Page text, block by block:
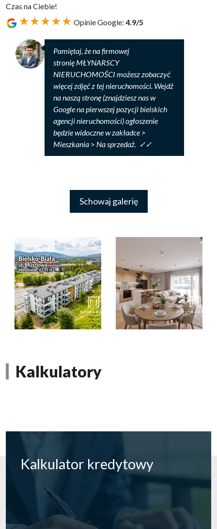
Czas na Ciebie!
★★★★★ Opinie Google: 4.9/5
Pamiętaj, że na firmowej
stronię MŁYNARSCY
NIERUCHOMOŚCI możesz zobaczyć
więcej zdjęć z tej nieruchomości. Wejdź
na naszą stronę (znajdziesz nas w
Google na pierwszej pozycji bielskich
agencji nieruchomości)ogłoszenie
będzie widoczne w zakładce >
Mieszkania > Na sprzedaż. ✓✓
Schowaj galerię
Kalkulatory
Kalkulator kredytowy